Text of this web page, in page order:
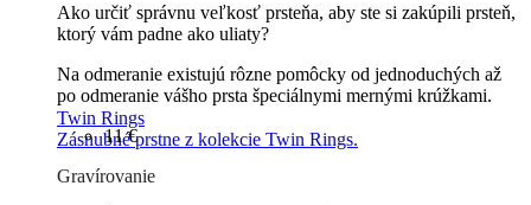
Twin Rings
Zásnubné prstne z kolekcie Twin Rings.
Ako určiť správnu veľkosť prsteňa, aby ste si zakúpili prsteň,
ktorý vám padne ako uliaty?
Na odmeranie existujú rôzne pomôcky od jednoduchých až
po odmeranie vášho prsta špeciálnymi mernými krúžkami.
11 €
Gravírovanie